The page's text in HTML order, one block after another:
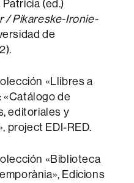
(ed.)
/ Pikareske-Ironie-
de
«Llibres a
«Catálogo de
editoriales y
project EDI-RED.
«Biblioteca
Edicions